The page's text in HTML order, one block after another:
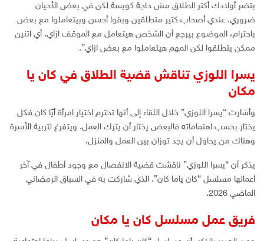
بتضر أولادك أكتر الطلاق مش حاجة كويسة لكن في بعض الأحيان
ضروري. عندي أصحاب كتير متطلقين وبقوا أحسن وبيتعاملوا مع بعض
باحترام، الموضوع بيرجع أن الشخص هيتعامل مع الموقف ازاي. أي اتنين
ممكن يتطلقوا لكن المهم هيتعاملوا مع بعض ازاي”.
يسرا اللوزي تناقش قضية الطلاق في كان يا
مكان
وأشارت “يسرا اللوزي” خلال اللقاء إلى أنها تحترم اختيار امرأة أيًا كان فكل
يختار بحسب اهتماماته فالبعض يختار أن يترك العمل. ويتفرغ لتربية الأسرة
وهناك من يحاول أن يجد توزان بين العمل والمنزل.
يذكر أن “يسرا اللوزي” ناقشت قضية الانفصال مع وجود أطفال في آخر
أعمالها مسلسل “كان ياما كان”. الذي شاركت به في السباق الرمضاني
الماضي 2026.
فريق عمل مسلسل كان يا مكان